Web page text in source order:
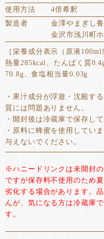
使用方法
4倍希釈
製造者
金澤やまぎし
金沢市浅川町
［栄養成分表示（原液100ml
熱量285kcal、たんぱく質
70.8g、食塩相当量0.03g
・果汁成分が浮遊・沈殿す
質には問題ありません。
・開封後は冷蔵庫で保存して
・原料に蜂蜜を使用してい
与えないでください。
※ハニードリンクは未開封
ですが保存料不使用のため
劣化する場合があります。
んが、気になる方は冷蔵庫
す。